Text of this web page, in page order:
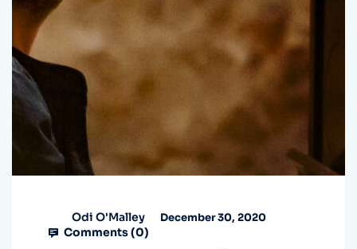
Odi O'Malley December 30, 2020
Comments (0)